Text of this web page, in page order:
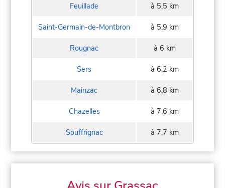
Feuillade à 5,5 km
Saint-Germain-de-Montbron à 5,9 km
Rougnac à 6 km
Sers à 6,2 km
Mainzac à 6,8 km
Chazelles à 7,6 km
Souffrignac à 7,7 km